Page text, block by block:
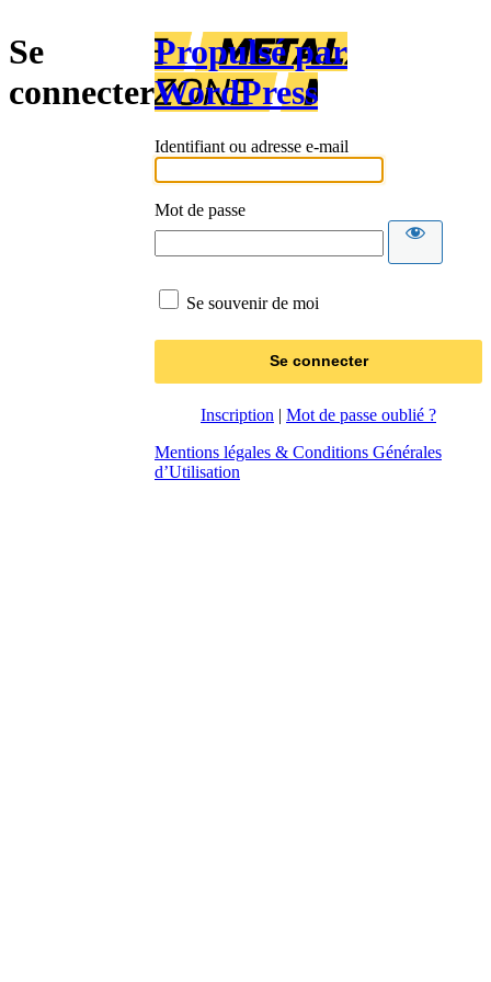
Se
connecter
Propulsé par
WordPress
Identifiant ou adresse e-mail
Mot de passe
Se souvenir de moi
Inscription | Mot de passe oublié ?
Mentions légales & Conditions Générales
d’Utilisation